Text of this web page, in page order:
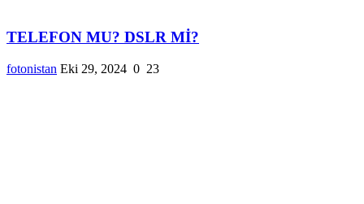
TELEFON MU? DSLR Mİ?
fotonistan Eki 29, 2024 0 23